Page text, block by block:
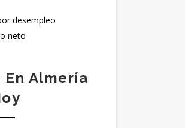
desempleo
neto
En Almería